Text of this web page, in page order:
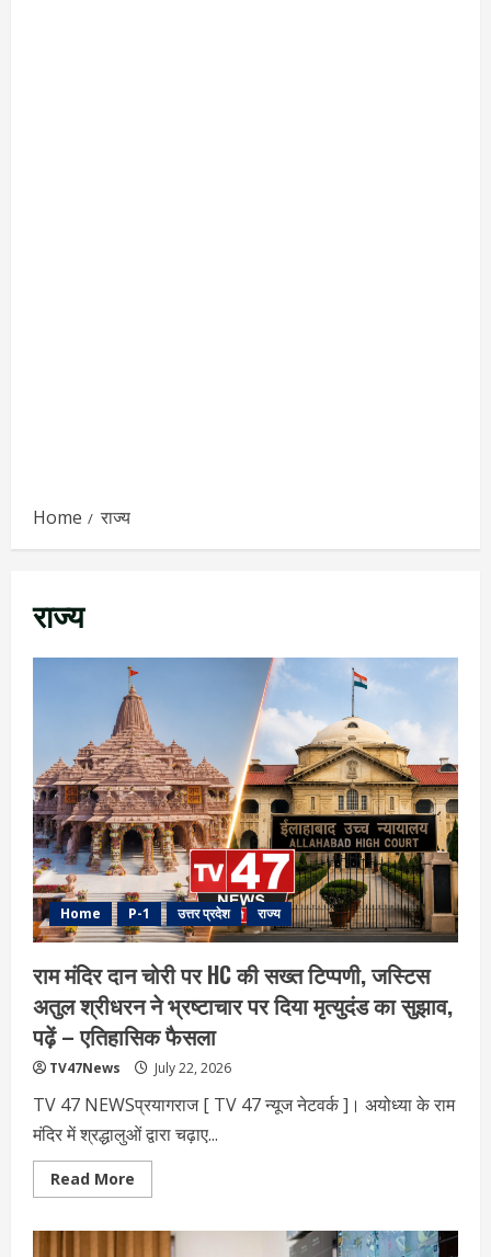
Home राज्य
राज्य
Home P-1 उत्तर प्रदेश राज्य
राम मंदिर दान चोरी पर HC की सख्त टिप्पणी, जस्टिस
अतुल श्रीधरन ने भ्रष्टाचार पर द‍िया मृत्युदंड का सुझाव,
पढ़ें – एत‍िहास‍िक फैसला
TV47News July 22, 2026
TV 47 NEWSप्रयागराज [ TV 47 न्‍यूज नेटवर्क ]। अयोध्या के राम
मंदिर में श्रद्धालुओं द्वारा चढ़ाए...
Read More
more